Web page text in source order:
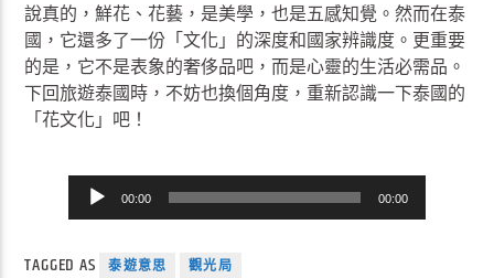
說真的，鮮花、花藝，是美學，也是五感知覺。然而在泰
國，它還多了一份「文化」的深度和國家辨識度。更重要
的是，它不是表象的奢侈品吧，而是心靈的生活必需品。
下回旅遊泰國時，不妨也換個角度，重新認識一下泰國的
「花文化」吧！
訊
放
00:00 00:00
TAGGED AS 泰遊意思 觀光局